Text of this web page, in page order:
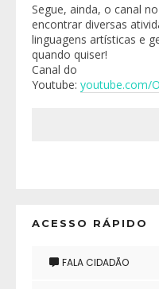
Segue, ainda, o canal
encontrar diversas
linguagens artísticas e
quando quiser!
Canal do
Youtube: youtube.com/
ACESSO RÁPIDO
FALA CIDADÃO